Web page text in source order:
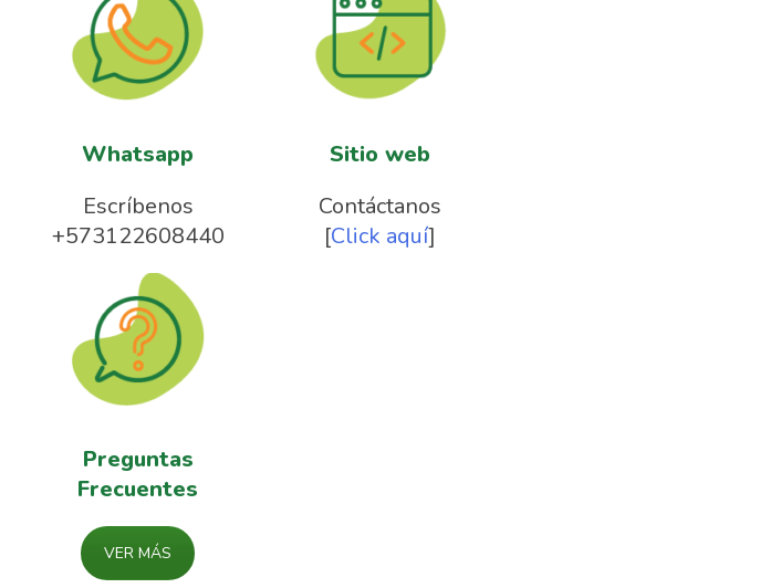
Whatsapp
Escríbenos
+573122608440
Sitio web
Contáctanos
[Click aquí]
Preguntas
Frecuentes
VER MÁS